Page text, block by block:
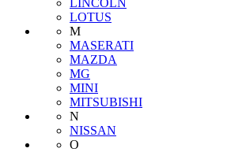
LOTUS
M
MASERATI
MAZDA
MG
MINI
MITSUBISHI
N
NISSAN
O